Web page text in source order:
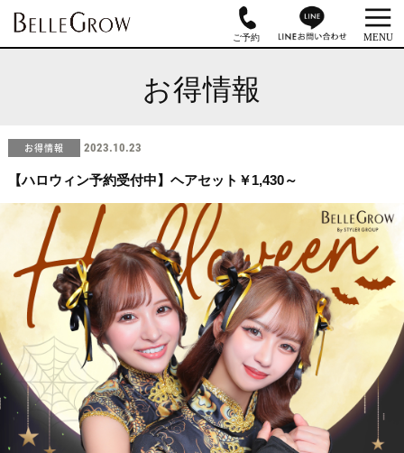
お得情報
お得情報 2023.10.23
【ハロウィン予約受付中】ヘアセット￥1,430～